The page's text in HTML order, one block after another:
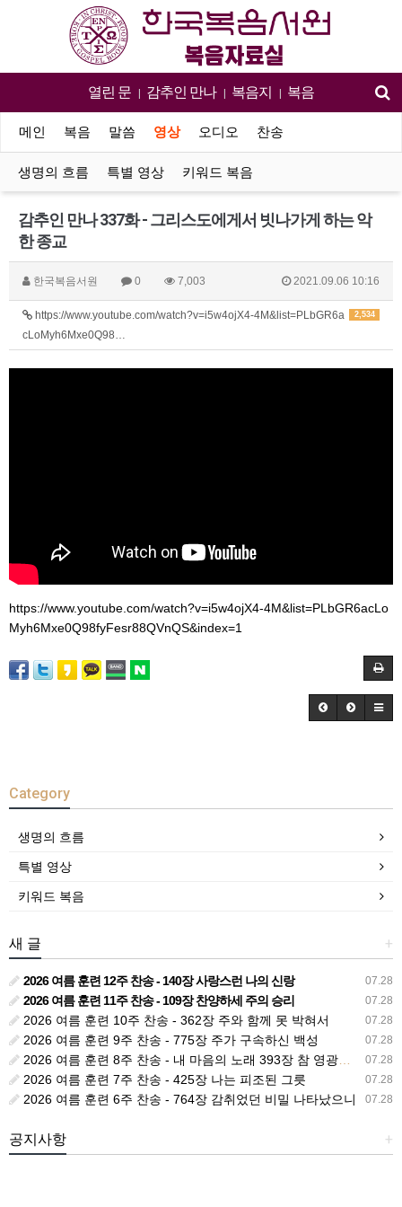
열린 문 | 감추인 만나 | 복음지 | 복음
메인 복음 말씀 영상 오디오 찬송
생명의 흐름 특별 영상 키워드 복음
감추인 만나 337화 - 그리스도에게서 빗나가게 하는 악
한 종교
한국복음서원 0 7,003 2021.09.06 10:16
2,534
https://www.youtube.com/watch?v=i5w4ojX4-4M&list=PLbGR6a
cLoMyh6Mxe0Q98…
https://www.youtube.com/watch?v=i5w4ojX4-4M&list=PLbGR6acLo
Myh6Mxe0Q98fyFesr88QVnQS&index=1
Category
생명의 흐름
특별 영상
키워드 복음
+
새 글
07.28
2026 여름 훈련 12주 찬송 - 140장 사랑스런 나의 신랑
07.28
2026 여름 훈련 11주 찬송 - 109장 찬양하세 주의 승리
07.28
2026 여름 훈련 10주 찬송 - 362장 주와 함께 못 박혀서
07.28
2026 여름 훈련 9주 찬송 - 775장 주가 구속하신 백성
07.28
2026 여름 훈련 8주 찬송 - 내 마음의 노래 393장 참 영광스런 우리 왕
07.28
2026 여름 훈련 7주 찬송 - 425장 나는 피조된 그릇
07.28
2026 여름 훈련 6주 찬송 - 764장 감취었던 비밀 나타났으니
+
공지사항